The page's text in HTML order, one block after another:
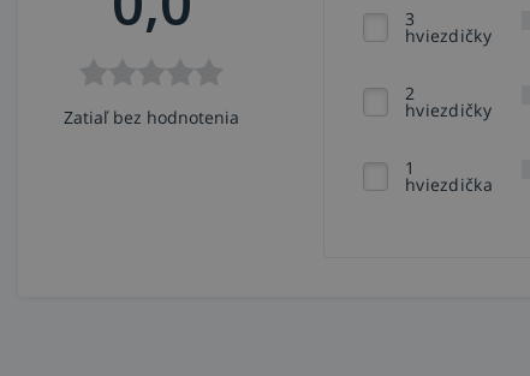
Zatiaľ bez hodnotenia
3
hviezdičky
2
hviezdičky
1
hviezdička